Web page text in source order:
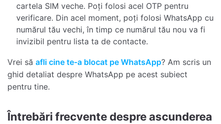
cartela SIM veche. Poți folosi acel OTP pentru
verificare. Din acel moment, poți folosi WhatsApp cu
numărul tău vechi, în timp ce numărul tău nou va fi
invizibil pentru lista ta de contacte.
Vrei să afli cine te-a blocat pe WhatsApp? Am scris un
ghid detaliat despre WhatsApp pe acest subiect
pentru tine.
Întrebări frecvente despre ascunderea